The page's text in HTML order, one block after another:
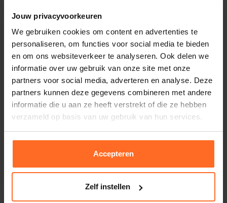
Jouw privacyvoorkeuren
We gebruiken cookies om content en advertenties te
personaliseren, om functies voor social media te bieden
en om ons websiteverkeer te analyseren. Ook delen we
informatie over uw gebruik van onze site met onze
partners voor social media, adverteren en analyse. Deze
partners kunnen deze gegevens combineren met andere
informatie die u aan ze heeft verstrekt of die ze hebben
verzameld op basis van uw gebruik van hun services.
Accepteren
Zelf instellen
Eigenschappen
Artikelnummer
259359-ZD
Leveranciersnummer
33.135
Categorie
Gilets
Merk
A Fish Named Fred
Kleur
Zand / Kakhi
Kwaliteit
91% Polyester, 4%
Viscose, 4% Linen, 1%
Altijd gratis bezorging
Bezorging is altijd gratis, binnen 1-3 werkdagen
thuisgeleverd met DHL.
slechts € 4,95 of op eigen kosten via PostNL. In de
Bomont winkels kunt u ook gratis retourneren.
Betalen
iDeal, Riverty (Afterpay), creditcard of Paypal, kies zelf